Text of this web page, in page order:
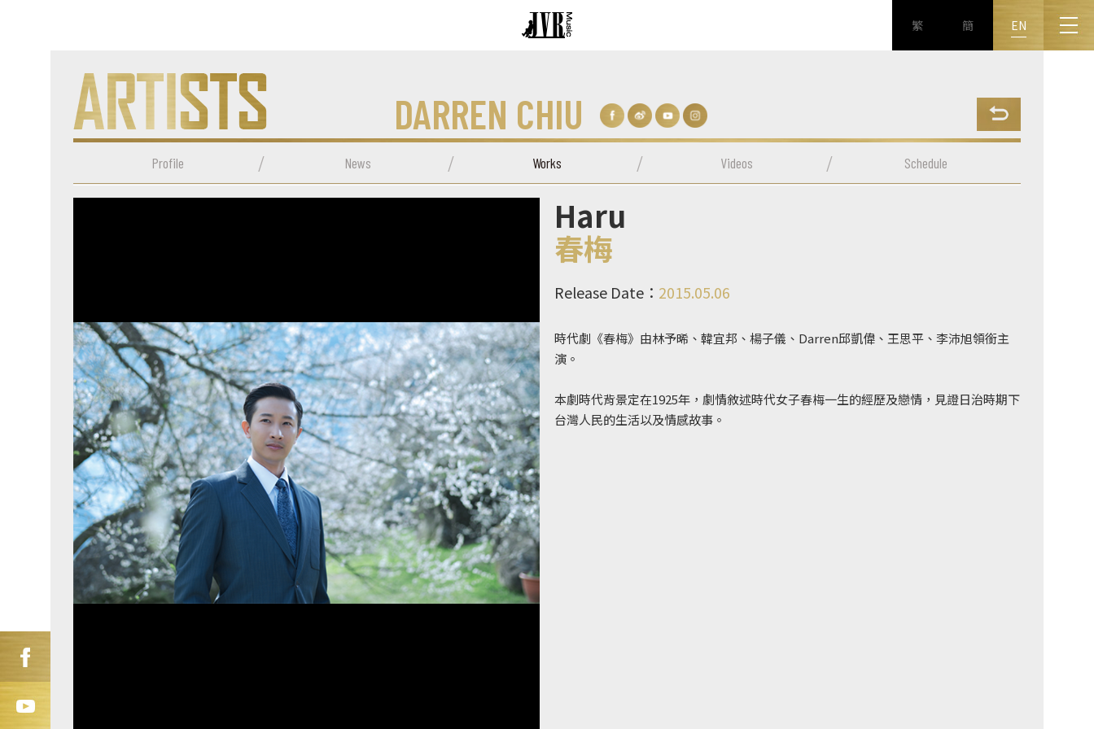
繁 簡 EN
DARREN CHIU
Profile News Works Videos Schedule
Haru
春梅
Release Date： 2015.05.06
時代劇《春梅》由林予晞、韓宜邦、楊子儀、Darren邱凱偉、王思平、李沛旭領銜主
演。
本劇時代背景定在1925年，劇情敘述時代女子春梅一生的經歷及戀情，見證日治時期下
台灣人民的生活以及情感故事。